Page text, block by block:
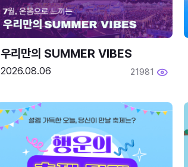
우리만의 SUMMER VIBES
2026.08.06 21981